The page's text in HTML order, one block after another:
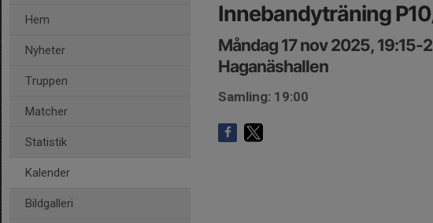
Hem
Nyheter
Truppen
Matcher
Statistik
Kalender
Bildgalleri
Innebandyträning
Måndag 17 nov 2025, 19:15-
Haganäshallen
Samling: 19:00